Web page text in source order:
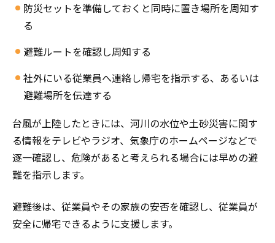
防災セットを準備しておくと同時に置き場所を周知す
る
避難ルートを確認し周知する
社外にいる従業員へ連絡し帰宅を指示する、あるいは
避難場所を伝達する
台風が上陸したときには、河川の水位や土砂災害に関す
る情報をテレビやラジオ、気象庁のホームページなどで
逐一確認し、危険があると考えられる場合には早めの避
難を指示します。
避難後は、従業員やその家族の安否を確認し、従業員が
安全に帰宅できるように支援します。